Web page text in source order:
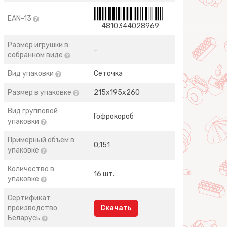
EAN-13
4810344028969
Размер игрушки в
собранном виде
-
Вид упаковки Сеточка
Размер в упаковке 215х195х260
Вид групповой
упаковки
Гофрокороб
Примерный объем в
упаковке
0,151
Количество в
упаковке
16 шт.
Сертификат
производство
Беларусь
Скачать